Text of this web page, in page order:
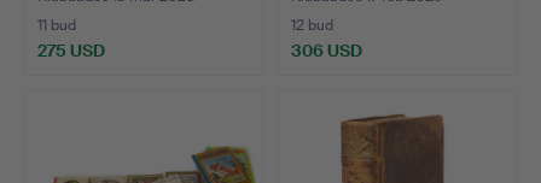
11 bud
275 USD
12 bud
306 USD